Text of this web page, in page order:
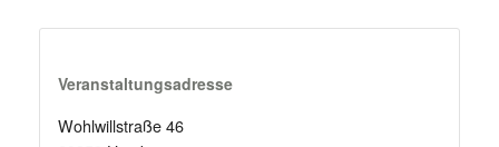
Veranstaltungsadresse
Wohlwillstraße 46